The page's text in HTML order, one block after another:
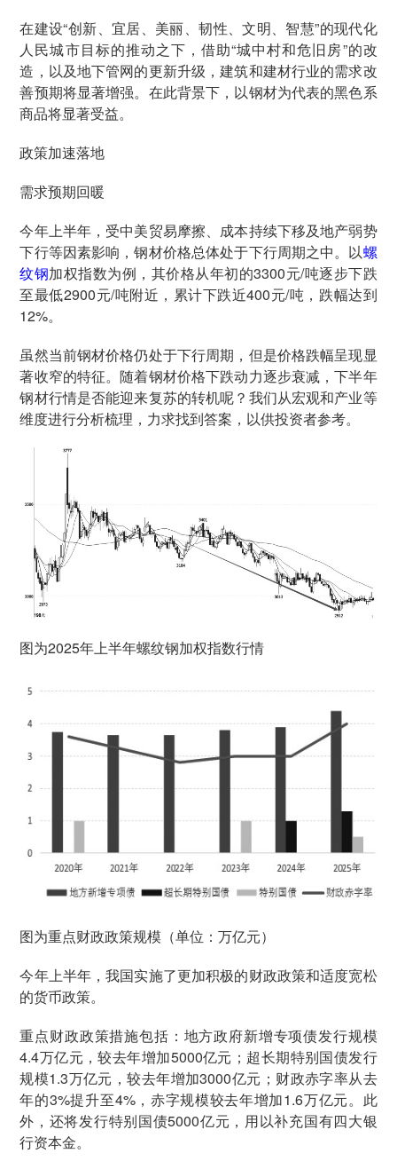
在建设“创新、宜居、美丽、韧性、文明、智慧”的现代化
人民城市目标的推动之下，借助“城中村和危旧房”的改
造，以及地下管网的更新升级，建筑和建材行业的需求改
善预期将显著增强。在此背景下，以钢材为代表的黑色系
商品将显著受益。
政策加速落地
需求预期回暖
今年上半年，受中美贸易摩擦、成本持续下移及地产弱势
下行等因素影响，钢材价格总体处于下行周期之中。以螺
纹钢加权指数为例，其价格从年初的3300元/吨逐步下跌
至最低2900元/吨附近，累计下跌近400元/吨，跌幅达到
12%。
虽然当前钢材价格仍处于下行周期，但是价格跌幅呈现显
著收窄的特征。随着钢材价格下跌动力逐步衰减，下半年
钢材行情是否能迎来复苏的转机呢？我们从宏观和产业等
维度进行分析梳理，力求找到答案，以供投资者参考。
图为2025年上半年螺纹钢加权指数行情
图为重点财政政策规模（单位：万亿元）
今年上半年，我国实施了更加积极的财政政策和适度宽松
的货币政策。
重点财政政策措施包括：地方政府新增专项债发行规模
4.4万亿元，较去年增加5000亿元；超长期特别国债发行
规模1.3万亿元，较去年增加3000亿元；财政赤字率从去
年的3%提升至4%，赤字规模较去年增加1.6万亿元。此
外，还将发行特别国债5000亿元，用以补充国有四大银
行资本金。